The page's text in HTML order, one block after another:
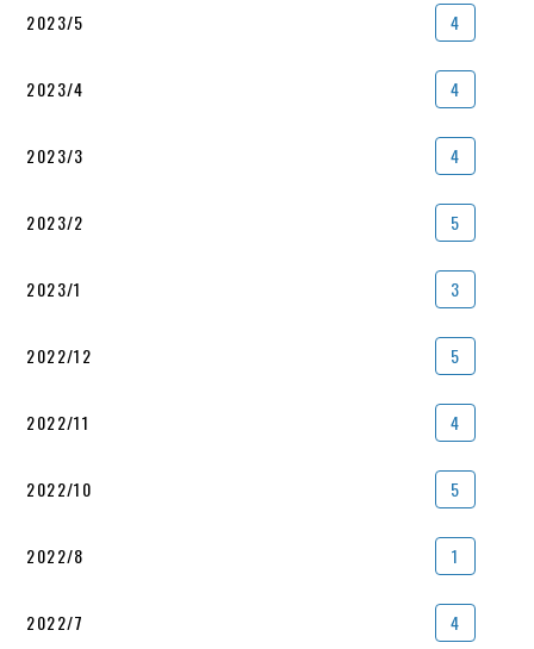
2023/5 4
2023/4 4
2023/3 4
2023/2 5
2023/1 3
2022/12 5
2022/11 4
2022/10 5
2022/8 1
2022/7 4